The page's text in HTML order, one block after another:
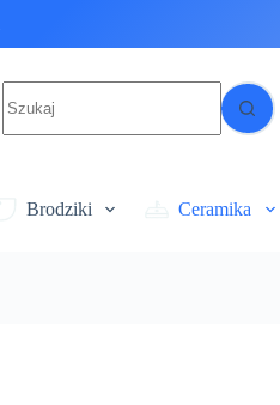
wyników
Brodziki Ceramika